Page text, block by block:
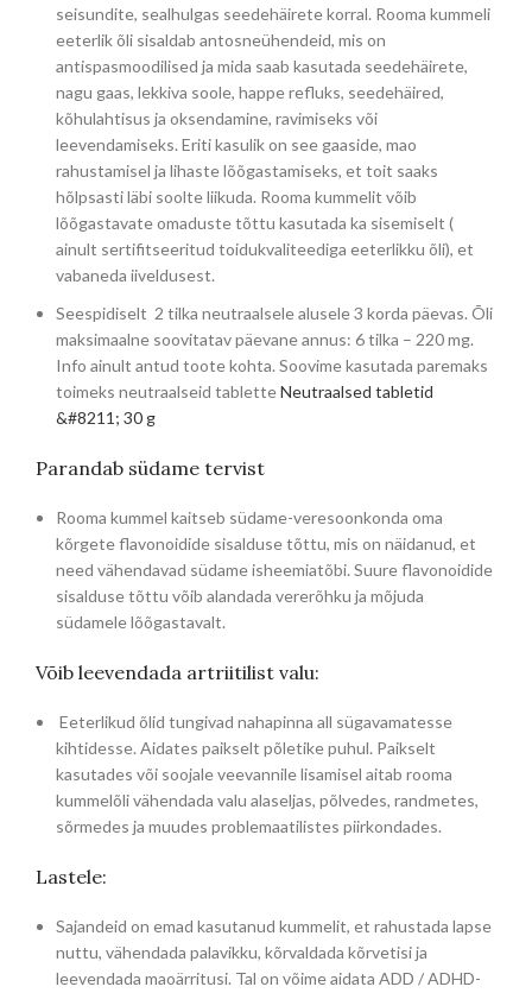
seisundite, sealhulgas seedehäirete korral. Rooma kummeli
eeterlik õli sisaldab antosneühendeid, mis on
antispasmoodilised ja mida saab kasutada seedehäirete,
nagu gaas, lekkiva soole, happe refluks, seedehäired,
kõhulahtisus ja oksendamine, ravimiseks või
leevendamiseks. Eriti kasulik on see gaaside, mao
rahustamisel ja lihaste lõõgastamiseks, et toit saaks
hõlpsasti läbi soolte liikuda. Rooma kummelit võib
lõõgastavate omaduste tõttu kasutada ka sisemiselt (
ainult sertifitseeritud toidukvaliteediga eeterlikku õli), et
vabaneda iiveldusest.
Seespidiselt 2 tilka neutraalsele alusele 3 korda päevas. Õli
maksimaalne soovitatav päevane annus: 6 tilka – 220 mg.
Info ainult antud toote kohta. Soovime kasutada paremaks
toimeks neutraalseid tabletteNeutraalsed tabletid
&#8211; 30 g
Parandab südame tervist
Rooma kummel kaitseb südame-veresoonkonda oma
kõrgete flavonoidide sisalduse tõttu, mis on näidanud, et
need vähendavad südame isheemiatõbi. Suure flavonoidide
sisalduse tõttu võib alandada vererõhku ja mõjuda
südamele lõõgastavalt.
Võib leevendada artriitilist valu:
Eeterlikud õlid tungivad nahapinna all sügavamatesse
kihtidesse. Aidates paikselt põletike puhul. Paikselt
kasutades või soojale veevannile lisamisel aitab rooma
kummelõli vähendada valu alaseljas, põlvedes, randmetes,
sõrmedes ja muudes problemaatilistes piirkondades.
Lastele:
Sajandeid on emad kasutanud kummelit, et rahustada lapse
nuttu, vähendada palavikku, kõrvaldada kõrvetisi ja
leevendada maoärritusi. Tal on võime aidata ADD / ADHD-